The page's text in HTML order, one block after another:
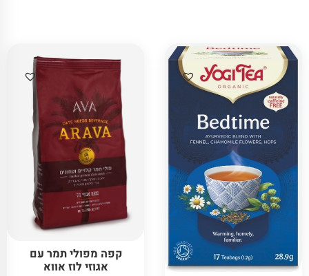
קפה מפולי תמר עם
אגוזי לוז אווא